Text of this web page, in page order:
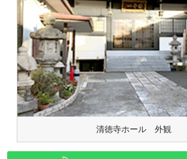
清徳寺ホール 外観